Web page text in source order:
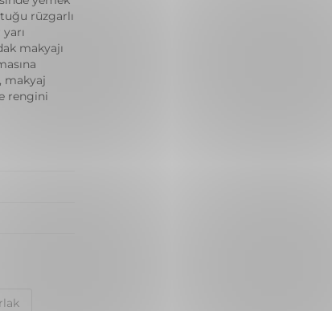
rüzgarlı
makyajı
makyaj
rengini